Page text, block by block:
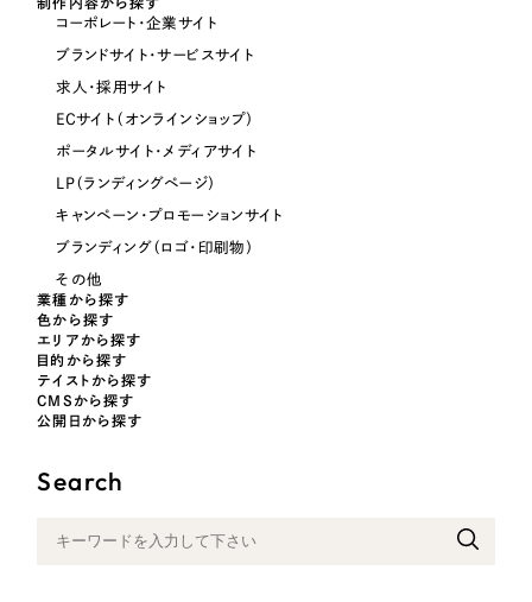
オレンジ・橙色
パープル・紫色
ピンク・桃色
カラフル・多色
その他
コーポレート・企業サイト
ブランドサイト・サービスサイト
求人・採用サイト
ECサイト（オンラインショップ）
ポータルサイト・メディアサイト
LP（ランディングページ）
キャンペーン・プロモーションサイト
ブランディング（ロゴ・印刷物）
その他
業種から探す
色から探す
エリアから探す
目的から探す
テイストから探す
CMSから探す
公開日から探す
Search